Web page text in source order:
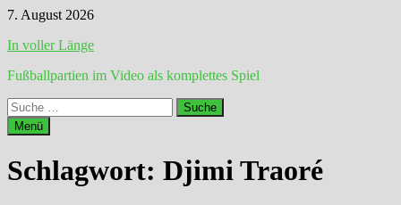
Zum
springen
7. August 2026
In voller Länge
Fußballpartien im Video als komplettes Spiel
Suche
nach:
Menü
Schlagwort: Djimi Traoré